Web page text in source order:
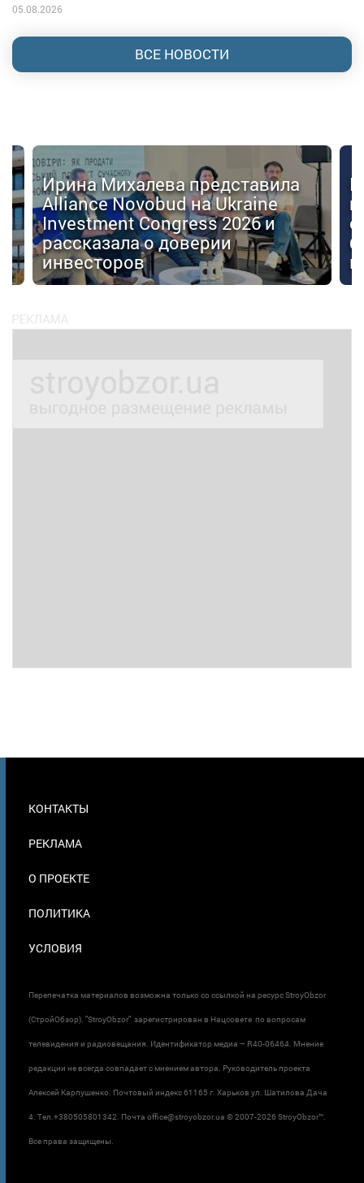
05.08.2026
ВСЕ НОВОСТИ
Ирина Михалева представила
Alliance Novobud на Ukraine
Investment Congress 2026 и
рассказала о доверии
инвесторов
В
КОНТАКТЫ
РЕКЛАМА
О ПРОЕКТЕ
ПОЛИТИКА
УСЛОВИЯ
Перепечатка материалов возможна только со ссылкой на ресурс StroyObzor
(СтройОбзор). "StroyObzor" зарегистрирован в Нацсовете по вопросам
телевидения и радиовещания. Идентификатор медиа – R40-06464. Мнение
редакции не всегда совпадает с мнением автора. Руководитель проекта
Алексей Карпушенко. Почтовый индекс 61165 г. Харьков ул. Шатилова Дача
4. Тел.+380505801342. Почта office@stroyobzor.ua © 2007-2026 StroyObzor™.
Все права защищены.